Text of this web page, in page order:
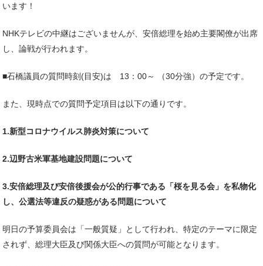
います！
NHKテレビの中継はございませんが、安倍総理を始め主要閣僚が出席
し、論戦が行われます。
■石橋議員の質問時刻(目安)は 13：00～ （30分強）の予定です。
また、現時点での質問予定項目は以下の通りです。
1.新型コロナウイルス肺炎対策について
2.辺野古米軍基地建設問題について
3.安倍総理及び安倍後援会が公的行事である「桜を見る会」を私物化
し、公選法等違反の疑惑がある問題について
明日の予算委員会は「一般質疑」として行われ、特定のテーマに限定
されず、総理大臣及び関係大臣への質問が可能となります。